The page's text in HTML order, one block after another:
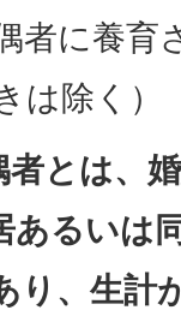
者に養育
は除く）
とは、
あるいは
り、生計